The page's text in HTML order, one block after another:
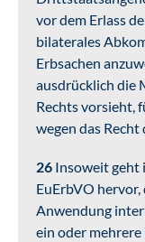
vor dem Erlass
bilaterales
Erbsachen
ausdrücklich die
Rechts vorsieht,
wegen das
26 Insoweit geht
EuErbVO
Anwendung
ein oder